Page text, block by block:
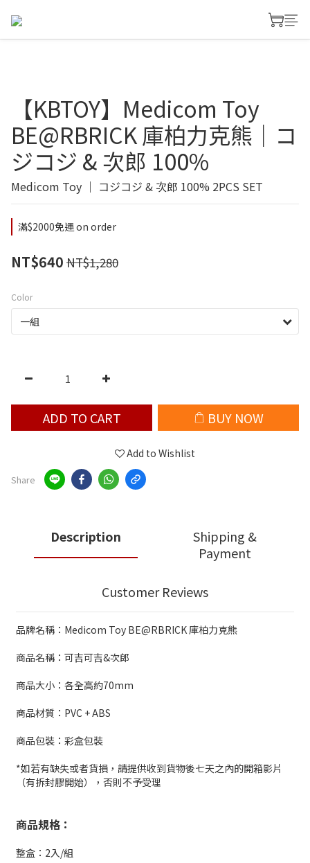
【KBTOY】Medicom Toy
BE@RBRICK 庫柏力克熊｜コ
ジコジ & 次郎 100%
Medicom Toy ｜ コジコジ & 次郎 100% 2PCS SET
滿$2000免運 on order
NT$640 NT$1,280
Color
ADD TO CART BUY NOW
Add to Wishlist
Share
Description
Shipping &
Payment
Customer Reviews
品牌名稱：Medicom Toy BE@RBRICK 庫柏力克熊
商品名稱：可吉可吉&次郎
商品大小：各全高約70mm
商品材質：PVC + ABS
商品包裝：彩盒包裝
*如若有缺失或者貨損，請提供收到貨物後七天之內的開箱影片
（有拆封膠開始），否則不予受理
商品規格：
整盒：2入/組